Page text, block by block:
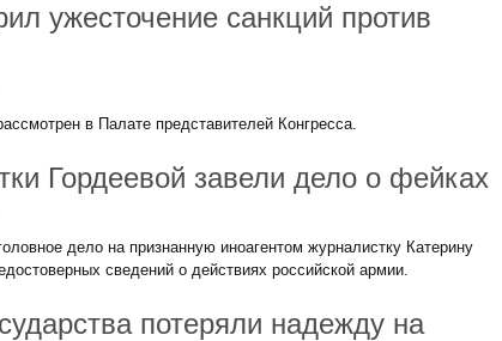
ужесточение санкций против
в Палате представителей Конгресса.
Гордеевой завели дело о фейках
дело на признанную иноагентом журналистку Катерину
сведений о действиях российской армии.
потеряли надежду на